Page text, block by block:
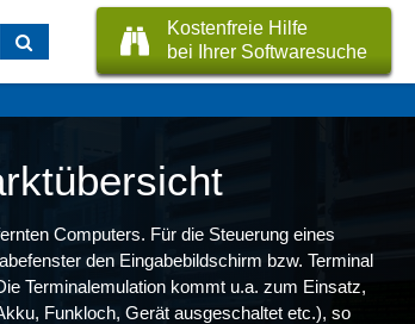
Kostenfreie Hilfe
bei Ihrer Softwaresuche
Computers. Für die Steuerung eines
den Eingabebildschirm bzw. Terminal
Terminalemulation kommt u.a. zum Einsatz,
Funkloch, Gerät ausgeschaltet etc.), so